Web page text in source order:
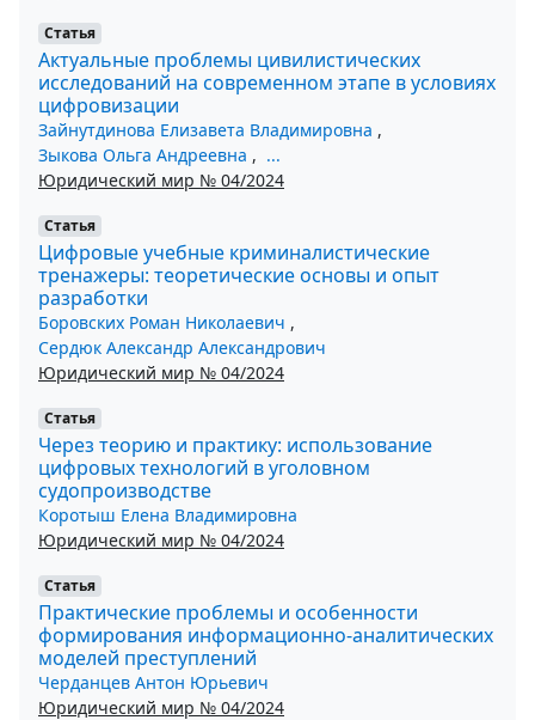
Статья
Актуальные проблемы цивилистических
исследований на современном этапе в условиях
цифровизации
Зайнутдинова Елизавета Владимировна ,
Зыкова Ольга Андреевна , ...
Юридический мир № 04/2024
Статья
Цифровые учебные криминалистические
тренажеры: теоретические основы и опыт
разработки
Боровских Роман Николаевич ,
Сердюк Александр Александрович
Юридический мир № 04/2024
Статья
Через теорию и практику: использование
цифровых технологий в уголовном
судопроизводстве
Коротыш Елена Владимировна
Юридический мир № 04/2024
Статья
Практические проблемы и особенности
формирования информационно-аналитических
моделей преступлений
Черданцев Антон Юрьевич
Юридический мир № 04/2024